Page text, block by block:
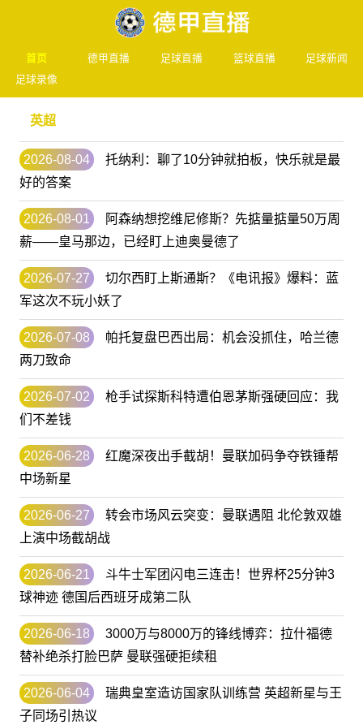
首页 德甲直播 足球直播 篮球直播
足球新闻
足球录像
英超
2026-08-04
托纳利：聊了10分钟就拍板，快乐就是最
好的答案
2026-08-01
阿森纳想挖维尼修斯？先掂量掂量50万周
薪——皇马那边，已经盯上迪奥曼德了
2026-07-27
切尔西盯上斯通斯？《电讯报》爆料：蓝
军这次不玩小妖了
2026-07-08
帕托复盘巴西出局：机会没抓住，哈兰德
两刀致命
2026-07-02
枪手试探斯科特遭伯恩茅斯强硬回应：我
们不差钱
2026-06-28
红魔深夜出手截胡！曼联加码争夺铁锤帮
中场新星
2026-06-27
转会市场风云突变：曼联遇阻 北伦敦双雄
上演中场截胡战
2026-06-21
斗牛士军团闪电三连击！世界杯25分钟3
球神迹 德国后西班牙成第二队
2026-06-18
3000万与8000万的锋线博弈：拉什福德
替补绝杀打脸巴萨 曼联强硬拒续租
2026-06-04
瑞典皇室造访国家队训练营 英超新星与王
子同场引热议